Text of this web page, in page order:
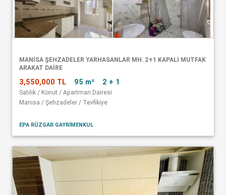
MANISA ŞEHZADELER YARHASANLAR MH. 2+1 KAPALI MUTFAK
ARAKAT DAIRE
3,550,000 TL 95 m² 2 + 1
Satılık / Konut / Apartman Dairesi
Manisa / Şehzadeler / Tevfikiye
EPA RÜZGAR GAYRİMENKUL